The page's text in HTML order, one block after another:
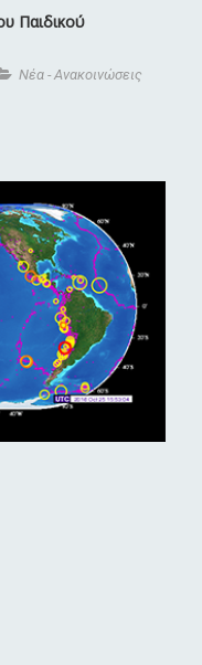
Παιδικού
Νέα - Ανακοινώσεις